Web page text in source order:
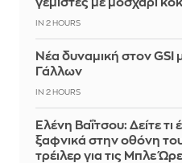
γεμιστές με μοσχάρι
IN 2 HOURS
Νέα δυναμική στον GSI
Γάλλων
IN 2 HOURS
Ελένη Βαΐτσου: Δείτε τι
ξαφνικά στην οθόνη
τρέιλερ για τις Μπλε